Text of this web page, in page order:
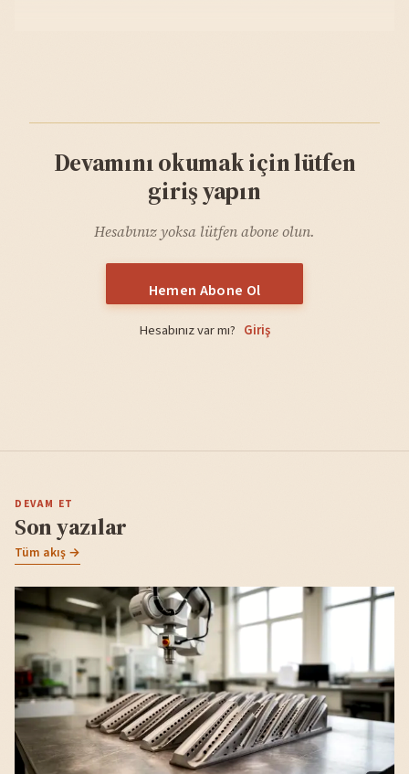
Devamını okumak için lütfen
giriş yapın
Hesabınız yoksa lütfen abone olun.
Hemen Abone Ol
Hesabınız var mı? Giriş
DEVAM ET
Son yazılar
Tüm akış →